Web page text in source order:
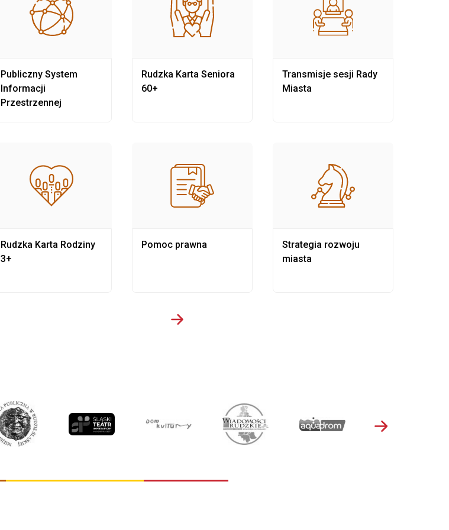
Publiczny System
Informacji
Przestrzennej
Rudzka Karta Rodziny
3+
Rudzka Karta Seniora
60+
Pomoc prawna
Transmisje sesji Rady
Miasta
Strategia rozwoju
miasta